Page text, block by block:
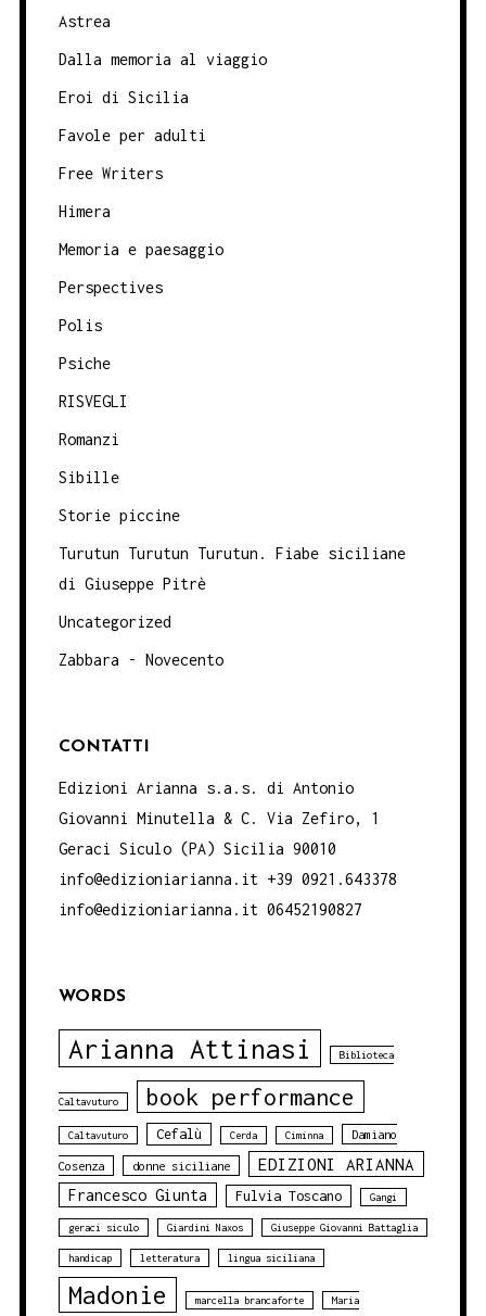
Astrea
Dalla memoria al viaggio
Eroi di Sicilia
Favole per adulti
Free Writers
Himera
Memoria e paesaggio
Perspectives
Polis
Psiche
RISVEGLI
Romanzi
Sibille
Storie piccine
Turutun Turutun Turutun. Fiabe siciliane
di Giuseppe Pitrè
Uncategorized
Zabbara - Novecento
CONTATTI
Edizioni Arianna s.a.s. di Antonio
Giovanni Minutella & C. Via Zefiro, 1
Geraci Siculo (PA) Sicilia 90010
info@edizioniarianna.it +39 0921.643378
info@edizioniarianna.it 06452190827
WORDS
Arianna Attinasi Biblioteca
Caltavuturo book performance
Caltavuturo Cefalù Cerda Ciminna Damiano
Cosenza donne siciliane EDIZIONI ARIANNA
Francesco Giunta Fulvia Toscano Gangi
geraci siculo Giardini Naxos Giuseppe Giovanni Battaglia
handicap letteratura lingua siciliana
Madonie marcella brancaforte Maria